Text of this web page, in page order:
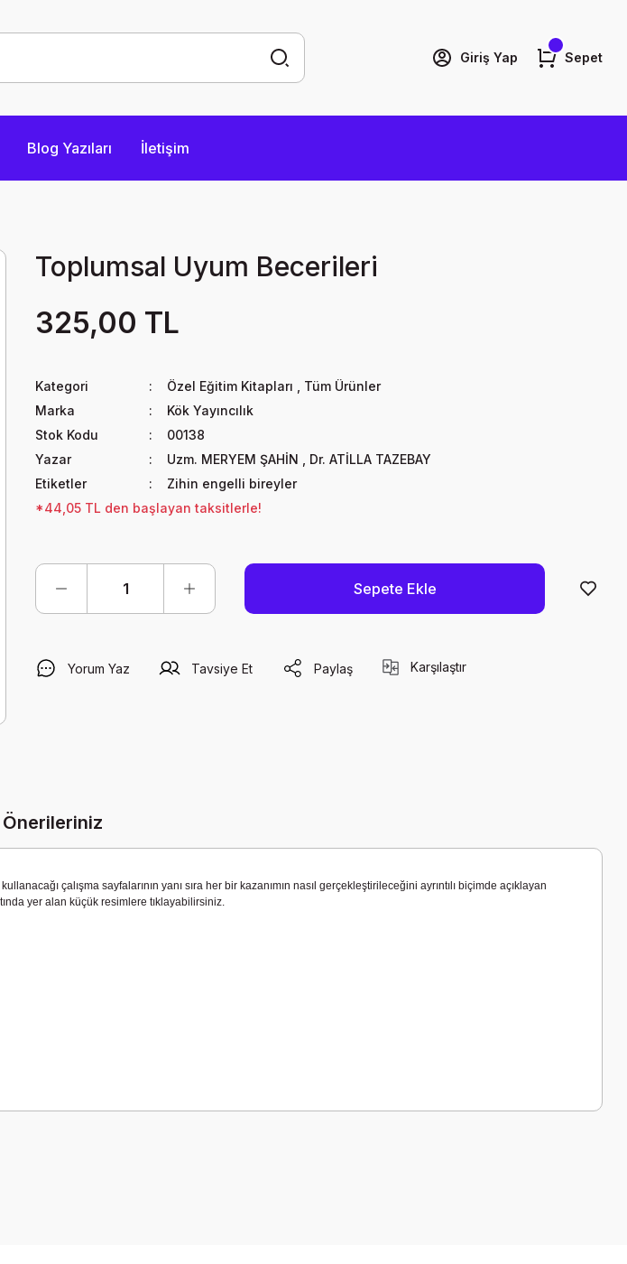
Giriş Yap Sepet
Blog Yazıları İletişim
Toplumsal Uyum Becerileri
325,00 TL
Kategori Özel Eğitim Kitapları
Tüm Ürünler
Marka
Kök Yayıncılık
Stok Kodu
00138
Yazar
Uzm. MERYEM ŞAHİN
Dr. ATİLLA TAZEBAY
Etiketler
Zihin engelli bireyler
*44,05 TL den başlayan taksitlerle!
Sepete Ekle
Yorum Yaz Tavsiye Et Paylaş Karşılaştır
Önerileriniz
çalışma sayfalarının yanı sıra her bir kazanımın nasıl gerçekleştirileceğini ayrıntılı biçimde açıklayan
yer alan küçük resimlere tıklayabilirsiniz.